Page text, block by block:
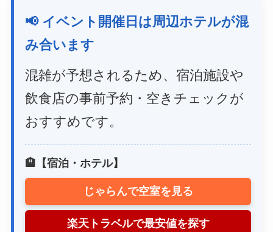
📢 イベント開催日は周辺ホテルが混
み合います
混雑が予想されるため、宿泊施設や
飲食店の事前予約・空きチェックが
おすすめです。
🏨【宿泊・ホテル】
じゃらんで空室を見る
楽天トラベルで最安値を探す